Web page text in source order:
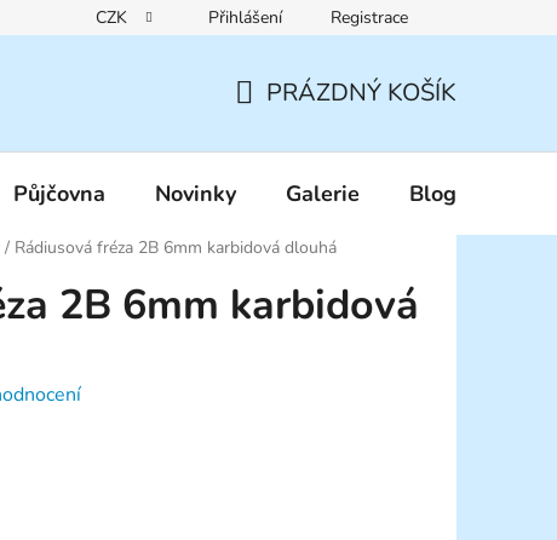
Reklamační řád Pravidla zákaznických slev
CZK Přihlášení Registrace
KOŠÍK
PRÁZDNÝ KOŠÍK
Půjčovna Novinky Galerie Blog
/ Rádiusová fréza 2B 6mm karbidová dlouhá
2B 6mm karbidová